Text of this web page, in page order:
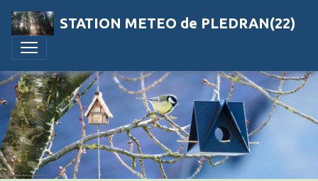
STATION METEO de PLEDRAN(22)